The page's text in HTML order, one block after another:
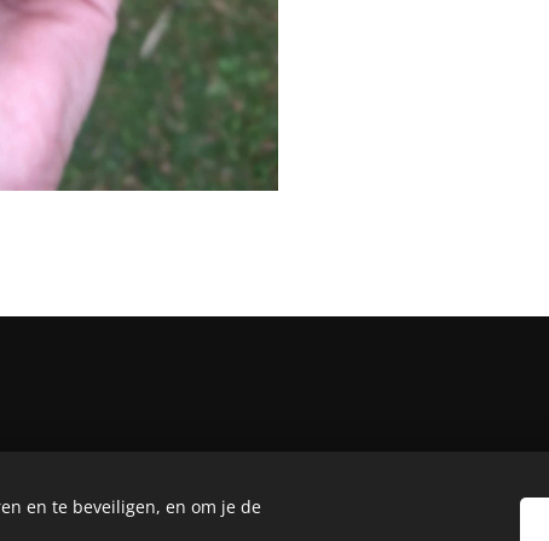
en te beveiligen, en om je de